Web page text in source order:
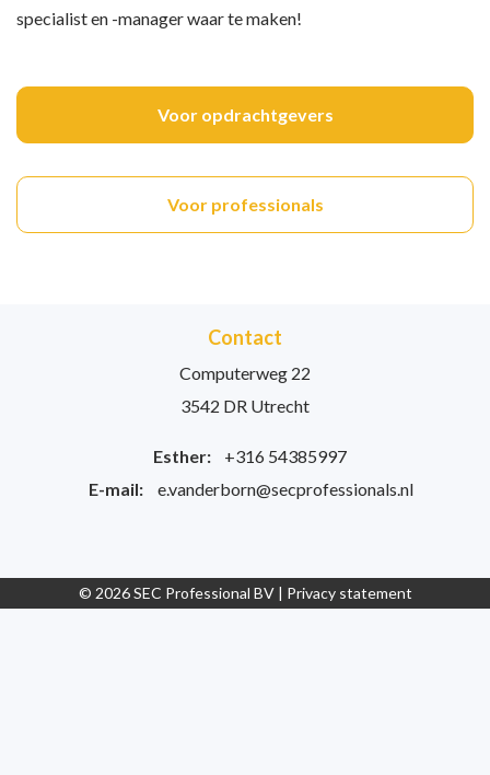
specialist en -manager waar te maken!
Voor opdrachtgevers
Voor professionals
Contact
Computerweg 22
3542 DR Utrecht
Esther:
+316 54385997
E-mail:
e.vanderborn@secprofessionals.nl
© 2026 SEC Professional BV | Privacy statement